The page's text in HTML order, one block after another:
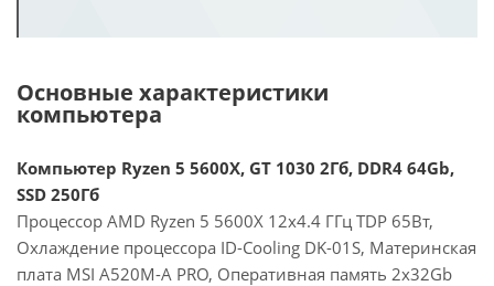
Основные характеристики
компьютера
Компьютер Ryzen 5 5600X, GT 1030 2Гб, DDR4 64Gb,
SSD 250Гб
Процессор AMD Ryzen 5 5600X 12x4.4 ГГц TDP 65Вт,
Охлаждение процессора ID-Cooling DK-01S, Материнская
плата MSI A520M-A PRO, Оперативная память 2x32Gb